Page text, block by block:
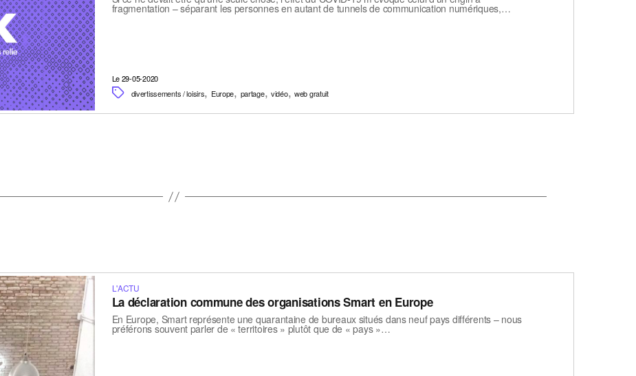
fragmentation – séparant les personnes en autant de tunnels de communication numériques,…
Le 29-05-2020
divertissements / loisirs, Europe, partage, vidéo, web gratuit
L'ACTU
La déclaration commune des organisations Smart en Europe
En Europe, Smart représente une quarantaine de bureaux situés dans neuf pays différents – nous
préférons souvent parler de « territoires » plutôt que de « pays »…